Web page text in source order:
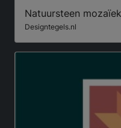
Natuursteen
Designtegels.nl